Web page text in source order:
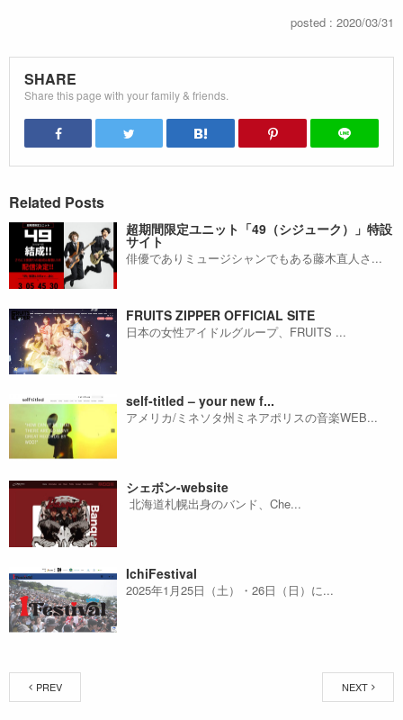
posted : 2020/03/31
SHARE
Share this page with your family & friends.
Related Posts
超期間限定ユニット「49（シジューク）」特設
サイト
俳優でありミュージシャンでもある藤木直人さ...
FRUITS ZIPPER OFFICIAL SITE
日本の女性アイドルグループ、FRUITS ...
self-titled – your new f...
アメリカ/ミネソタ州ミネアポリスの音楽WEB...
シェボン-website
北海道札幌出身のバンド、Che...
IchiFestival
2025年1月25日（土）・26日（日）に...
PREV NEXT